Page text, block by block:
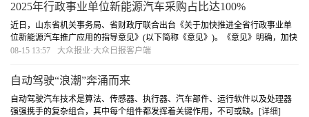
2025年行政事业单位新能源汽车采购占比达100%
近日，山东省机关事务局、省财政厅联合出台《关于加快推进全省行政事业单
位新能源汽车推广应用的指导意见》(以下简称《意见》)。《意见》明确，加快
推进新能源汽车推广应用，要坚持多措并举，加大力度合理配置、使用新能源
08-15 13:57 大众报业·大众日报客户端
自动驾驶“浪潮”奔涌而来
自动驾驶汽车技术是算法、传感器、执行器、汽车部件、运行软件以及处理器
强强携手的复杂组合，其中每个组件都发挥着关键作用，不可或缺。 [详细]